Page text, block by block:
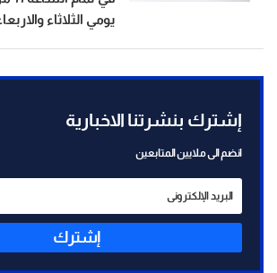
يومي الثلاثاء
إشترك بنشرتنا الاخبارية
انضم الى ملايين المتابعين
إشترك